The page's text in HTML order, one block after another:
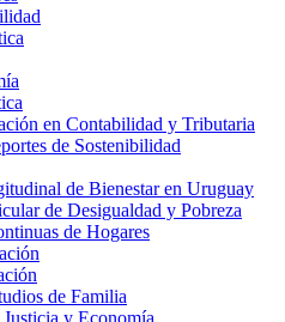
en Contabilidad y Tributaria
de Sostenibilidad
de Bienestar en Uruguay
de Desigualdad y Pobreza
de Hogares
de Familia
y Economía